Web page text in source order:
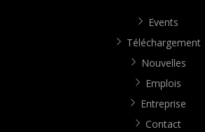
Events
Téléchargement
Nouvelles
Emplois
Entreprise
Contact